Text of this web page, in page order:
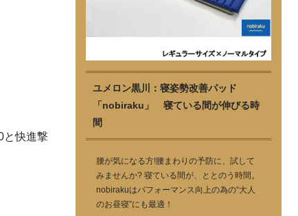
と快進撃
ユメロン黒川：寝姿勢改善パッド
「nobiraku」 寝ている間が伸びる時
間
腰が気になる方!腰まわりの予防に、試して
みませんか? 寝ている間が、ととのう時間。
nobirakuはパフォーマンス向上の為の“大人
のお昼寝”にも最適！